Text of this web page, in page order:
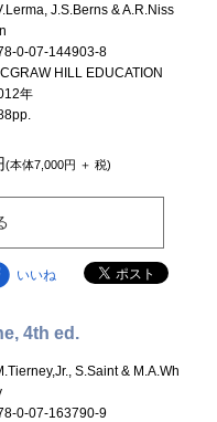
J.S.Berns & A.R.Niss
0-07-144903-8
HILL EDUCATION
年
(本体7,000円 ＋ 税)
いいね
4th ed.
S.Saint & M.A.Wh
0-07-163790-9